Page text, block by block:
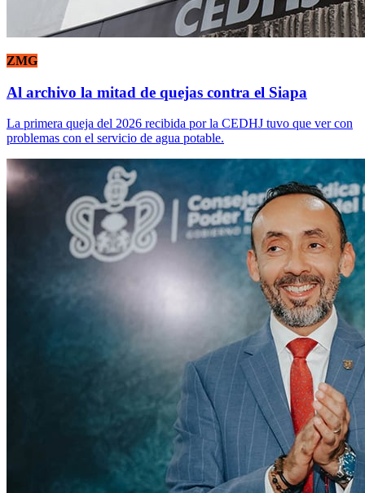
ZMG
Al archivo la mitad de quejas contra el Siapa
La primera queja del 2026 recibida por la CEDHJ tuvo que ver con
problemas con el servicio de agua potable.